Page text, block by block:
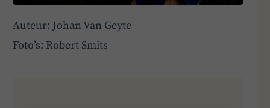
Auteur: Johan Van Geyte
Foto’s: Robert Smits